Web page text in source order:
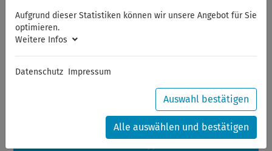
Sommerferien
Sehr geehrte Kunden,
Ihre Bestellungen in diesem Zeitraum werden ab dem
24.08.2026 verschickt.
Eine schöne Sommerpause
Aufgrund dieser Statistiken können wir unsere Angebot für Sie
optimieren.
Weitere Infos
Datenschutz Impressum
Auswahl bestätigen
Alle auswählen und bestätigen